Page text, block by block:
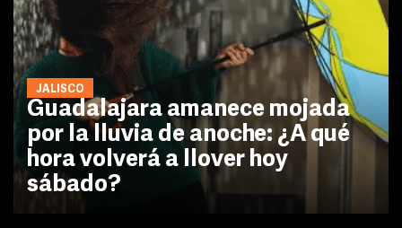
JALISCO
Guadalajara amanece mojada
por la lluvia de anoche: ¿A qué
hora volverá a llover hoy
sábado?